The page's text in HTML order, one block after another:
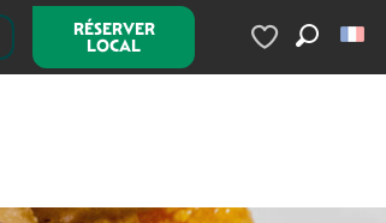
RÉSERVER
LOCAL
Voir les favoris